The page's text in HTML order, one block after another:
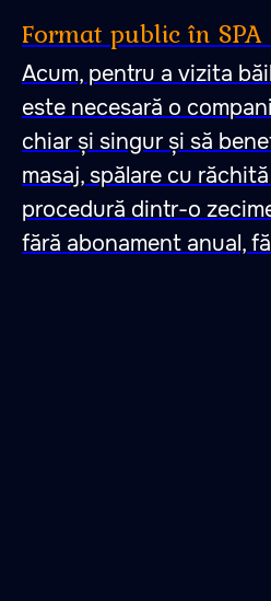
Format public în
Acum, pentru a vizita
este necesară o
chiar și singur și să
masaj, spălare cu
procedură dintr-o
fără abonament anual,